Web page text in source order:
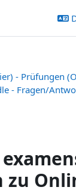
- Prüfungen
- Fragen/